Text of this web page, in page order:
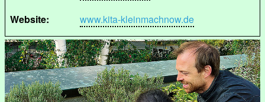
Website:
www.kita-kleinmachnow.de